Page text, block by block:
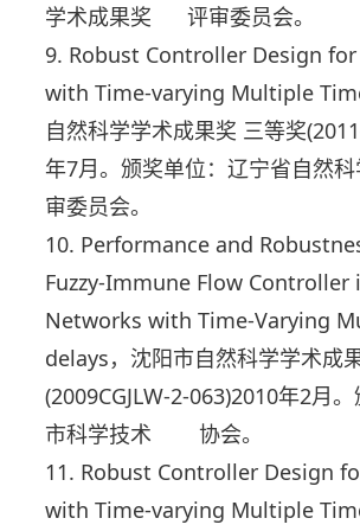
学术成果奖 评审委员会。
9. Robust Controller Design
with Time-varying Multiple
自然科学学术成果奖 三等奖
年7月。颁奖单位：辽宁省自然
审委员会。
10. Performance and
Fuzzy-Immune Flow Controller
Networks with Time-Varying
delays，沈阳市自然科学学术成
(2009CGJLW-2-063)2010年2月
市科学技术 协会。
11. Robust Controller Design
with Time-varying Multiple